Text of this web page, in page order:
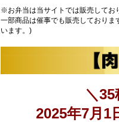
※お弁当は当サイトでは販売してお
一部商品は催事でも販売しておりま
います。)
＼
2025年7月1